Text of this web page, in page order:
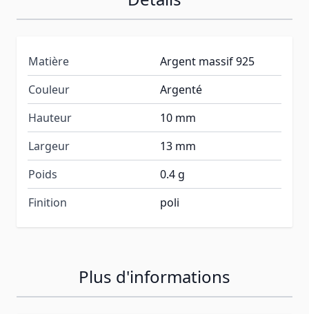
Matière
Argent massif 925
Couleur
Argenté
Hauteur
10 mm
Largeur
13 mm
Poids
0.4 g
Finition
poli
Plus d'informations